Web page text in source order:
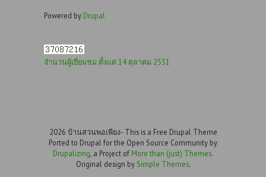
Powered by Drupal
จำนวนผู้เยี่ยมชม ตั้งแต่ 14 ตุลาคม 2551
2026 บ้านสวนพอเพียง- This is a Free Drupal Theme
Ported to Drupal for the Open Source Community by
Drupalizing , a Project of More than (just) Themes.
Original design by Simple Themes.